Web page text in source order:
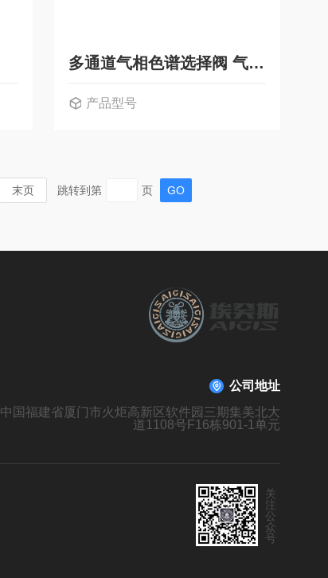
多通道气相色谱选择阀 气相阀
产品型号
末页 跳转到第 页
公司地址
中国福建省厦门市火炬高新区软件园三期集美北大
道1108号F16栋901-1单元
关
注
公
众
号